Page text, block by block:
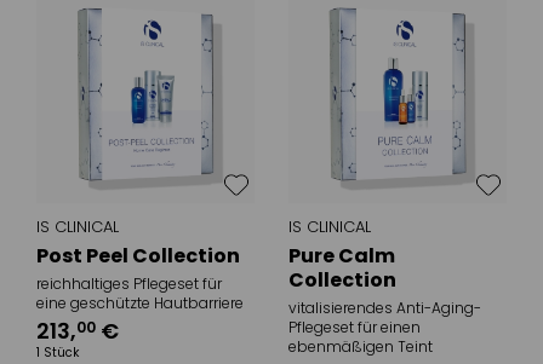
IS CLINICAL
Post Peel Collection
reichhaltiges Pflegeset für
eine geschützte Hautbarriere
213,00 €
1 Stück
IS CLINICAL
Pure Calm
Collection
vitalisierendes Anti-Aging-
Pflegeset für einen
ebenmäßigen Teint